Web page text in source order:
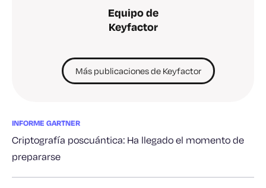
Equipo de
Keyfactor
Más publicaciones de Keyfactor
INFORME GARTNER
Criptografía poscuántica: Ha llegado el momento de
prepararse